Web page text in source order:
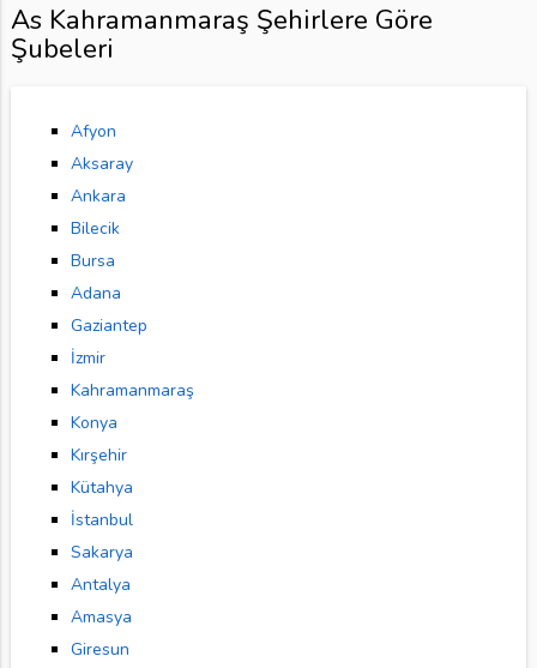
As Kahramanmaraş Şehirlere Göre
Şubeleri
Afyon
Aksaray
Ankara
Bilecik
Bursa
Adana
Gaziantep
İzmir
Kahramanmaraş
Konya
Kırşehir
Kütahya
İstanbul
Sakarya
Antalya
Amasya
Giresun